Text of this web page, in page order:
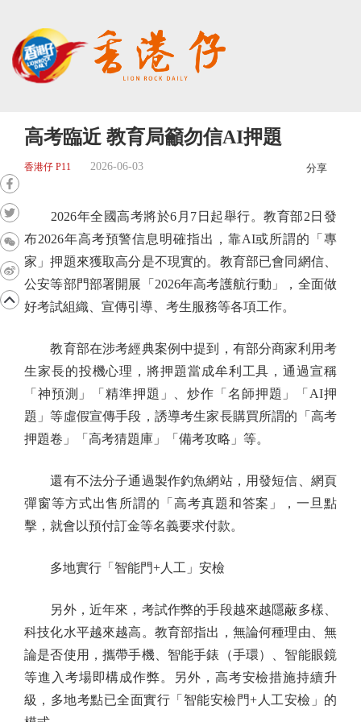
高考臨近 教育局籲勿信AI押題
香港仔 P11 2026-06-03 分享
2026年全國高考將於6月7日起舉行。教育部2日發
布2026年高考預警信息明確指出，靠AI或所謂的「專
家」押題來獲取高分是不現實的。教育部已會同網信、
公安等部門部署開展「2026年高考護航行動」，全面做
好考試組織、宣傳引導、考生服務等各項工作。
教育部在涉考經典案例中提到，有部分商家利用考
生家長的投機心理，將押題當成牟利工具，通過宣稱
「神預測」「精準押題」、炒作「名師押題」「AI押
題」等虛假宣傳手段，誘導考生家長購買所謂的「高考
押題卷」「高考猜題庫」「備考攻略」等。
還有不法分子通過製作釣魚網站，用發短信、網頁
彈窗等方式出售所謂的「高考真題和答案」，一旦點
擊，就會以預付訂金等名義要求付款。
多地實行「智能門+人工」安檢
另外，近年來，考試作弊的手段越來越隱蔽多樣、
科技化水平越來越高。教育部指出，無論何種理由、無
論是否使用，攜帶手機、智能手錶（手環）、智能眼鏡
等進入考場即構成作弊。另外，高考安檢措施持續升
級，多地考點已全面實行「智能安檢門+人工安檢」的